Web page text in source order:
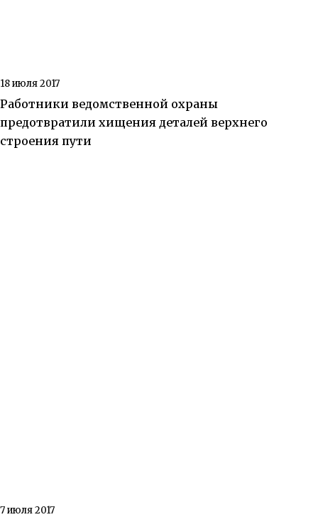
18 июля 2017
Работники ведомственной охраны
предотвратили хищения деталей верхнего
строения пути
7 июля 2017